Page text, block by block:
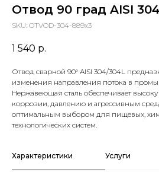
Отвод 90 град AISI
SKU: OTVOD-304-889x3
1 540 р.
Отвод сварной 90° AISI 304/304L
изменения направления потока в
Нержавеющая сталь обеспечивает
коррозии, давлению и агрессивным
оптимальным выбором для пищевых,
технологических систем.
Характеристики Услуги